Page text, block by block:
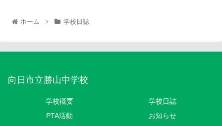
ホーム 学校日誌
向日市立勝山中学校
学校概要
学校日誌
PTA活動
お知らせ